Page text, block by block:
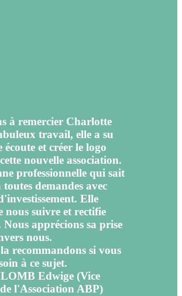
à remercier Charlotte
travail, elle a su
écoute et créer le logo
nouvelle association.
professionnelle qui sait
demandes avec
Elle
nous suivre et rectifie
Nous apprécions sa prise
nous.
recommandons si vous
à ce sujet.
Edwige (Vice
l'Association ABP)